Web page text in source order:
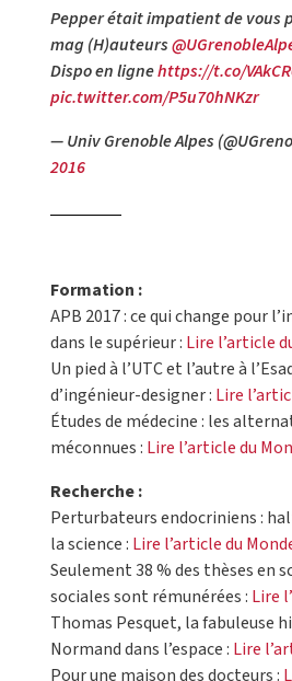
Pepper était impatient de vous
mag (H)auteurs
Dispo en lignehttps://t.co/
pic.twitter.com/P5u70hNKzr
— Univ Grenoble Alpes
2016
Formation :
APB 2017 : ce qui change pour
dans le supérieur : Lire l’article
Un pied à l’UTC et l’autre à
d’ingénieur-designer : Lire
Études de médecine : les
méconnues : Lire l’article du
Recherche :
Perturbateurs endocriniens :
la science : Lire l’article du
Seulement 38 % des thèses en
sociales sont rémunérées : Lire
Thomas Pesquet, la fabuleuse
Normand dans l’espace : Lire
Pour une maison des docteurs :